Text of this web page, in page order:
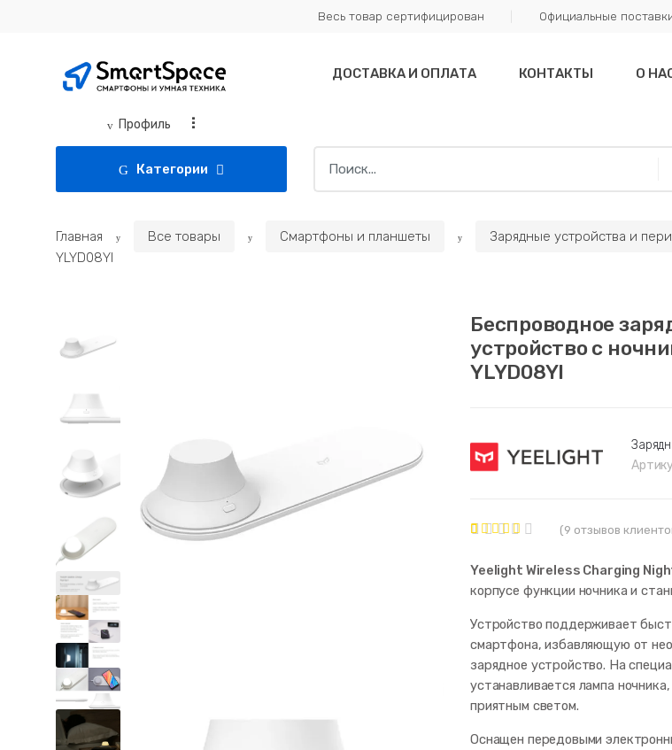
Весь товар сертифицирован Официальные
ДОСТАВКА И ОПЛАТА КОНТАКТЫ О
Профиль ...
Категории
for:
Главная Все товары Смартфоны и планшеты Зарядные устройства и
YLYD08YI
Беспроводное
устройство с
YLYD08YI
5.00
из 5
на основе
опроса
пользовате
(9 отзывов
Yeelight Wireless Charging
корпусе функции ночника и
Устройство поддерживает
смартфона, избавляющую от
зарядное устройство. На
устанавливается лампа
приятным светом.
Оснащен передовыми